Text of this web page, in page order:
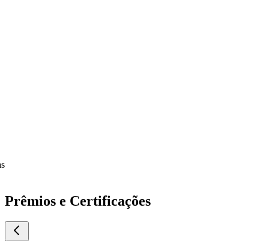
Prêmios e Certificações